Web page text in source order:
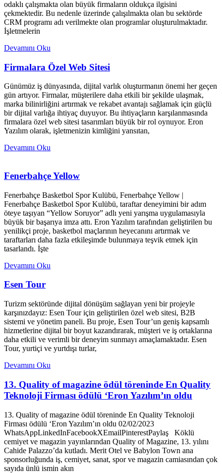
odaklı çalışmakta olan büyük firmaların oldukça ilgisini
çekmektedir. Bu nedenle üzerinde çalışılmakta olan bu sektörde
CRM programı adı verilmekte olan programlar oluşturulmaktadır.
İşletmelerin
Devamını Oku
Firmalara Özel Web Sitesi
Günümüz iş dünyasında, dijital varlık oluşturmanın önemi her geçen
gün artıyor. Firmalar, müşterilere daha etkili bir şekilde ulaşmak,
marka bilinirliğini artırmak ve rekabet avantajı sağlamak için güçlü
bir dijital varlığa ihtiyaç duyuyor. Bu ihtiyaçların karşılanmasında
firmalara özel web sitesi tasarımları büyük bir rol oynuyor. Eron
Yazılım olarak, işletmenizin kimliğini yansıtan,
Devamını Oku
Fenerbahçe Yellow
Fenerbahçe Basketbol Spor Kulübü, Fenerbahçe Yellow |
Fenerbahçe Basketbol Spor Kulübü, taraftar deneyimini bir adım
öteye taşıyan “Yellow Soruyor” adlı yeni yarışma uygulamasıyla
büyük bir başarıya imza attı. Eron Yazılım tarafından geliştirilen bu
yenilikçi proje, basketbol maçlarının heyecanını artırmak ve
taraftarları daha fazla etkileşimde bulunmaya teşvik etmek için
tasarlandı. İşte
Devamını Oku
Esen Tour
Turizm sektöründe dijital dönüşüm sağlayan yeni bir projeyle
karşınızdayız: Esen Tour için geliştirilen özel web sitesi, B2B
sistemi ve yönetim paneli. Bu proje, Esen Tour’un geniş kapsamlı
hizmetlerine dijital bir boyut kazandırarak, müşteri ve iş ortaklarına
daha etkili ve verimli bir deneyim sunmayı amaçlamaktadır. Esen
Tour, yurtiçi ve yurtdışı turlar,
Devamını Oku
13. Quality of magazine ödül töreninde En Quality
Teknoloji Firması ödülü ‘Eron Yazılım’ın oldu
13. Quality of magazine ödül töreninde En Quality Teknoloji
Firması ödülü ‘Eron Yazılım’ın oldu 02/02/2023
WhatsAppLinkedInFacebookXEmailPinterestPaylaş Köklü
cemiyet ve magazin yayınlarından Quality of Magazine, 13. yılını
Cahide Palazzo’da kutladı. Merit Otel ve Babylon Town ana
sponsorluğunda iş, cemiyet, sanat, spor ve magazin camiasından çok
sayıda ünlü ismin akın